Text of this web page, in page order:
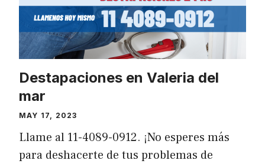
Destapaciones en Valeria del
mar
MAY 17, 2023
Llame al 11-4089-0912. ¡No esperes más
para deshacerte de tus problemas de